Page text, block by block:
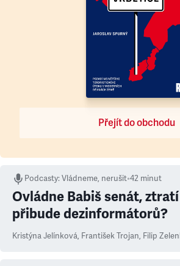
Přejít do obchodu
Podcasty:Vládneme, nerušit•42 minut
Ovládne Babiš senát,
přibude dezinformátorů?
Kristýna Jelínková, František Trojan, Filip